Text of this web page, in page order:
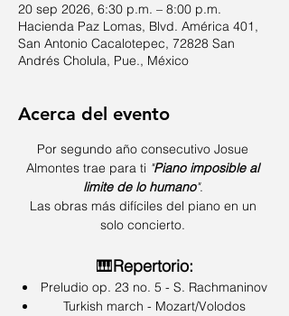
20 sep 2026, 6:30 p.m. – 8:00 p.m.
Hacienda Paz Lomas, Blvd. América 401,
San Antonio Cacalotepec, 72828 San
Andrés Cholula, Pue., México
Acerca del evento
Por segundo año consecutivo Josue
Almontes trae para ti "Piano imposible al
limite de lo humano".
Las obras más difíciles del piano en un
solo concierto.
🎹Repertorio:
Preludio op. 23 no. 5 - S. Rachmaninov
Turkish march - Mozart/Volodos